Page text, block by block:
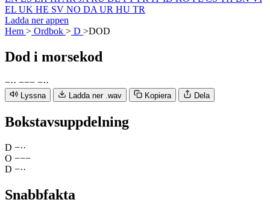
EL UK HE SV NO DA UR HU TR
Ladda ner appen
Hem > Ordbok > D >DOD
Dod i morsekod
−·· −−− −··
Lyssna Ladda ner .wav Kopiera Dela
Bokstavsuppdelning
D −··
O −−−
D −··
Snabbfakta